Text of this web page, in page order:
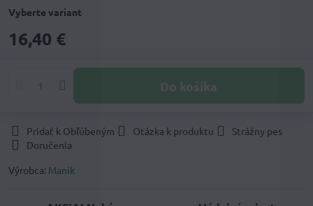
Vyberte variant
16,40 €
Do košíka
Pridať k Obľúbeným Otázka k produktu
Strážny pes
Doručenia
Výrobca: Manik